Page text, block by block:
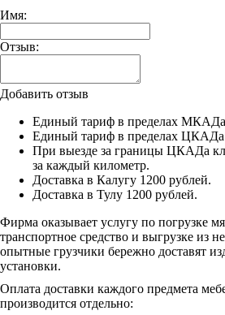
Имя:
Отзыв:
Добавить отзыв
Единый тариф в пределах МКАДа
Единый тариф в пределах ЦКАДа
При выезде за границы ЦКАДа
за каждый километр.
Доставка в Калугу 1200 рублей.
Доставка в Тулу 1200 рублей.
Фирма оказывает услугу по погрузке
транспортное средство и выгрузке из
опытные грузчики бережно доставят
установки.
Оплата доставки каждого предмета
производится отдельно: